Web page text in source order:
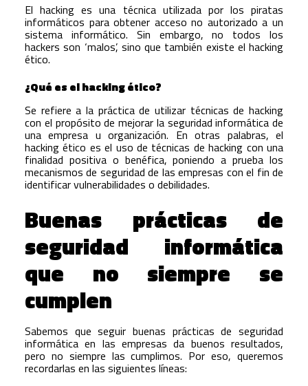
El hacking es una técnica utilizada por los piratas
informáticos para obtener acceso no autorizado a un
sistema informático. Sin embargo, no todos los
hackers son ‘malos’, sino que también existe el hacking
ético.
¿Qué es el hacking ético?
Se refiere a la práctica de utilizar técnicas de hacking
con el propósito de mejorar la seguridad informática de
una empresa u organización. En otras palabras, el
hacking ético es el uso de técnicas de hacking con una
finalidad positiva o benéfica, poniendo a prueba los
mecanismos de seguridad de las empresas con el fin de
identificar vulnerabilidades o debilidades.
Buenas prácticas de
seguridad informática
que no siempre se
cumplen
Sabemos que seguir buenas prácticas de seguridad
informática en las empresas da buenos resultados,
pero no siempre las cumplimos. Por eso, queremos
recordarlas en las siguientes líneas: